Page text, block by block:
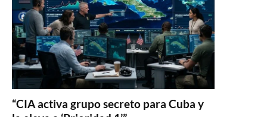
“CIA activa grupo secreto para Cuba y